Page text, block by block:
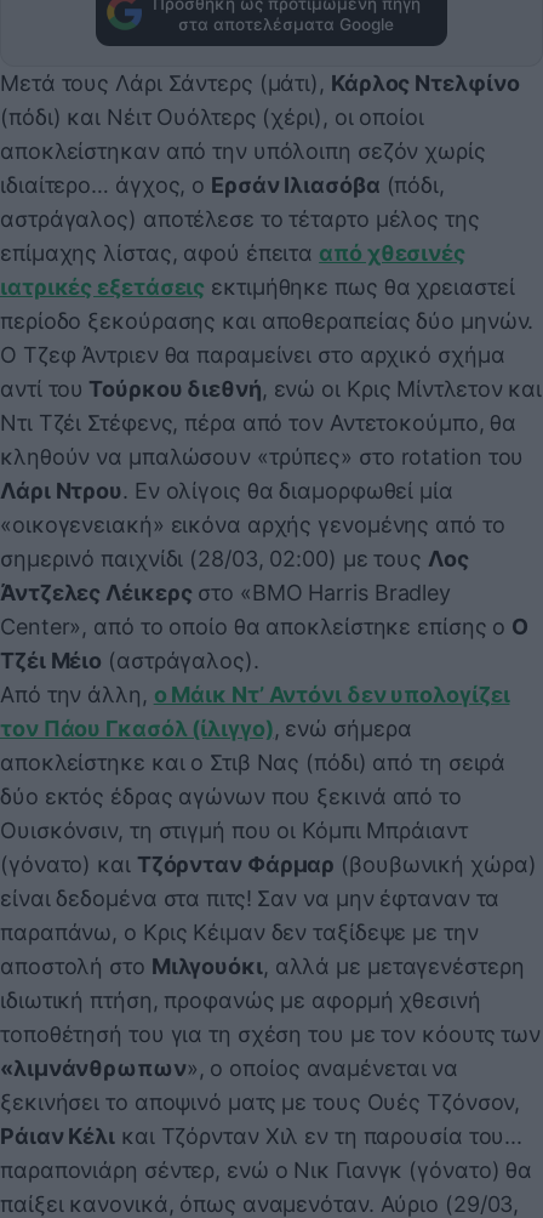
στα αποτελέσματα Google
Μετά τους Λάρι Σάντερς (μάτι), Κάρλος Ντελφίνο
(πόδι) και Νέιτ Ουόλτερς (χέρι), οι οποίοι
αποκλείστηκαν από την υπόλοιπη σεζόν χωρίς
ιδιαίτερο… άγχος, ο Ερσάν Ιλιασόβα (πόδι,
αστράγαλος) αποτέλεσε το τέταρτο μέλος της
επίμαχης λίστας, αφού έπειτα από χθεσινές
ιατρικές εξετάσεις εκτιμήθηκε πως θα χρειαστεί
περίοδο ξεκούρασης και αποθεραπείας δύο μηνών.
Ο Τζεφ Άντριεν θα παραμείνει στο αρχικό σχήμα
αντί του Τούρκου διεθνή, ενώ οι Κρις Μίντλετον και
Ντι Τζέι Στέφενς, πέρα από τον Αντετοκούμπο, θα
κληθούν να μπαλώσουν «τρύπες» στο rotation του
Λάρι Ντρου. Εν ολίγοις θα διαμορφωθεί μία
«οικογενειακή» εικόνα αρχής γενομένης από το
σημερινό παιχνίδι (28/03, 02:00) με τους Λος
Άντζελες Λέικερς στο «BMO Harris Bradley
Center», από το οποίο θα αποκλείστηκε επίσης ο Ο
Τζέι Μέιο (αστράγαλος).
Από την άλλη, ο Μάικ Ντ’ Αντόνι δεν υπολογίζει
τον Πάου Γκασόλ (ίλιγγο), ενώ σήμερα
αποκλείστηκε και ο Στιβ Νας (πόδι) από τη σειρά
δύο εκτός έδρας αγώνων που ξεκινά από το
Ουισκόνσιν, τη στιγμή που οι Κόμπι Μπράιαντ
(γόνατο) και Τζόρνταν Φάρμαρ (βουβωνική χώρα)
είναι δεδομένα στα πιτς! Σαν να μην έφταναν τα
παραπάνω, ο Κρις Κέιμαν δεν ταξίδεψε με την
αποστολή στο Μιλγουόκι, αλλά με μεταγενέστερη
ιδιωτική πτήση, προφανώς με αφορμή χθεσινή
τοποθέτησή του για τη σχέση του με τον κόουτς των
«λιμνάνθρωπων», ο οποίος αναμένεται να
ξεκινήσει το αποψινό ματς με τους Ουές Τζόνσον,
Ράιαν Κέλι και Τζόρνταν Χιλ εν τη παρουσία του...
παραπονιάρη σέντερ, ενώ ο Νικ Γιανγκ (γόνατο) θα
παίξει κανονικά, όπως αναμενόταν. Αύριο (29/03,